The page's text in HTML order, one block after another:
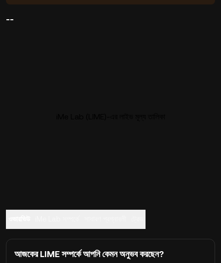
--
আজকের LIME সম্পর্কে আপনি কেমন অনুভব করছেন?